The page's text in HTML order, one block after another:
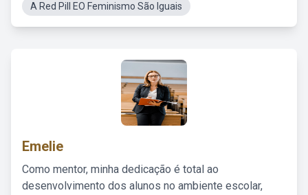
A Red Pill EO Feminismo São Iguais
Emelie
Como mentor, minha dedicação é total ao
desenvolvimento dos alunos no ambiente escolar,